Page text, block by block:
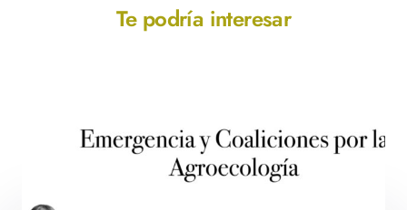
Te podría interesar